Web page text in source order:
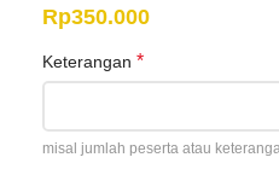
Rp350.000
Keterangan *
misal jumlah peserta atau